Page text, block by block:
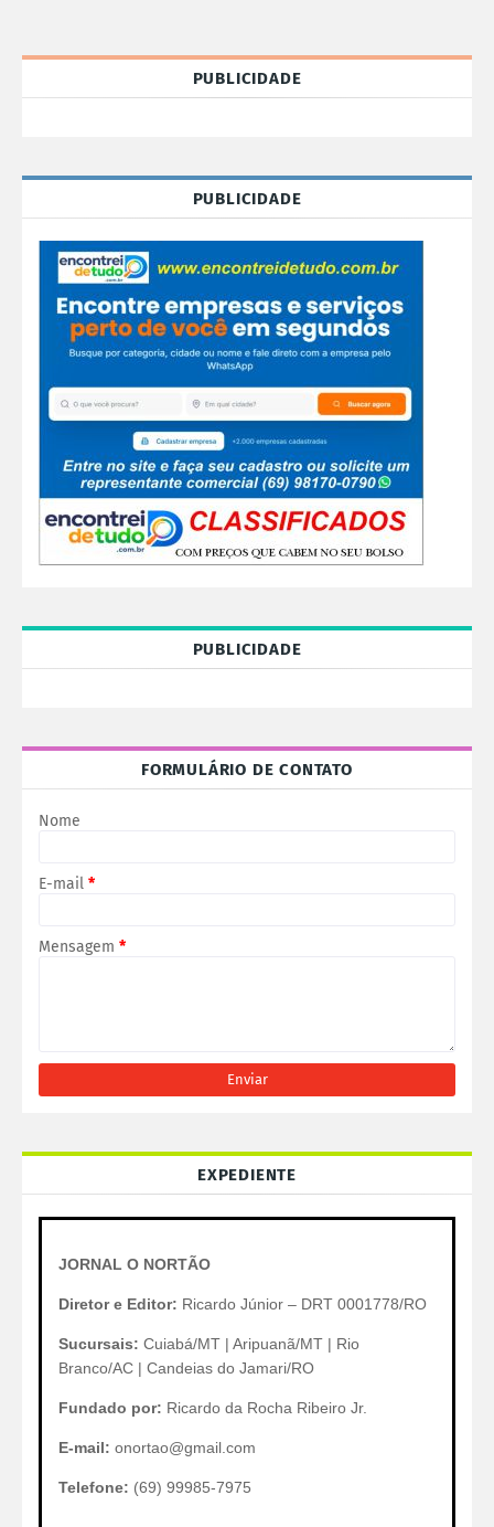
PUBLICIDADE
PUBLICIDADE
PUBLICIDADE
FORMULÁRIO DE CONTATO
Nome
E-mail *
Mensagem *
EXPEDIENTE
JORNAL O NORTÃO
Diretor e Editor: Ricardo Júnior – DRT 0001778/RO
Sucursais: Cuiabá/MT | Aripuanã/MT | Rio
Branco/AC | Candeias do Jamari/RO
Fundado por: Ricardo da Rocha Ribeiro Jr.
E-mail: onortao@gmail.com
Telefone: (69) 99985-7975